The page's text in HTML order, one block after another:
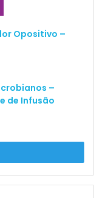
Opositivo –
–
de Infusão